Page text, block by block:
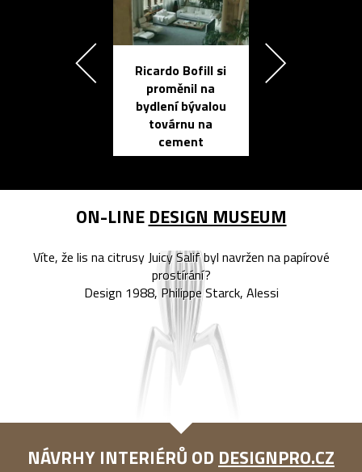
Ricardo Bofill si
proměnil na
bydlení bývalou
továrnu na
cement
ON-LINE DESIGN MUSEUM
Víte, že lis na citrusy Juicy Salif byl navržen na papírové
prostírání?
Design 1988, Philippe Starck, Alessi
NÁVRHY INTERIÉRŮ OD DESIGNPRO.CZ